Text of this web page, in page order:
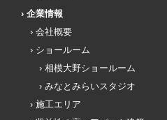
企業情報
会社概要
ショールーム
相模大野ショールーム
みなとみらいスタジオ
施工エリア